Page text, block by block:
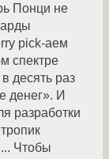
Понци не
pick-аем
спектре
десять раз
денег». И
разработки
Чтобы